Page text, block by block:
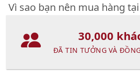
Vì sao bạn nên mua hàng
30,000
ĐÃ TIN TƯỞNG VÀ